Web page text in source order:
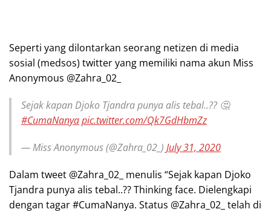
Seperti yang dilontarkan seorang netizen di media
sosial (medsos) twitter yang memiliki nama akun Miss
Anonymous @Zahra_02_
Sejak kapan Djoko Tjandra punya alis tebal..?? 🤔
#CumaNanyapic.twitter.com/Qk7GdHbmZz
— Miss Anonymous (@Zahra_02_) July 31, 2020
Dalam tweet @Zahra_02_ menulis “Sejak kapan Djoko
Tjandra punya alis tebal..?? Thinking face. Dielengkapi
dengan tagar #CumaNanya. Status @Zahra_02_ telah di